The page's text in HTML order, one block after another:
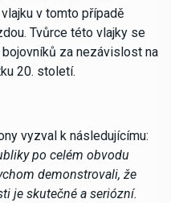
v tomto případě
Tvůrce této vlajky se
za nezávislost na
20. století.
vyzval k následujícímu:
po celém obvodu
demonstrovali, že
je skutečné a seriózní.